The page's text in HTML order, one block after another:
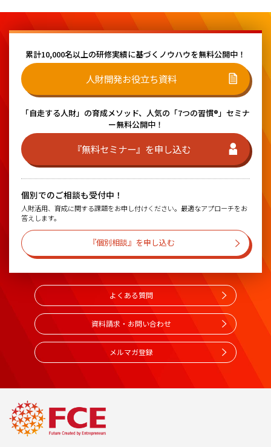
累計10,000名以上の研修実績に基づく ノウハウを無料公開中！
人財開発お役立ち資料
「自走する人財」の育成メソッド、 人気の「7つの習慣®」セミナ
ー無料公開中！
『無料セミナー』を申し込む
個別でのご相談も受付中！
人財活用、育成に関する課題をお申し付けください。最適なアプローチをお
答えします。
『個別相談』を申し込む
よくある質問
資料請求・お問い合わせ
メルマガ登録